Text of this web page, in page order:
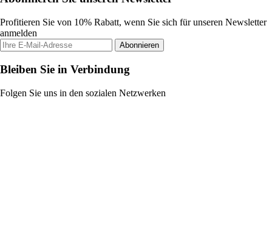
Profitieren Sie von 10% Rabatt, wenn Sie sich für unseren Newsletter
anmelden
Abonnieren
Bleiben Sie in Verbindung
Folgen Sie uns in den sozialen Netzwerken